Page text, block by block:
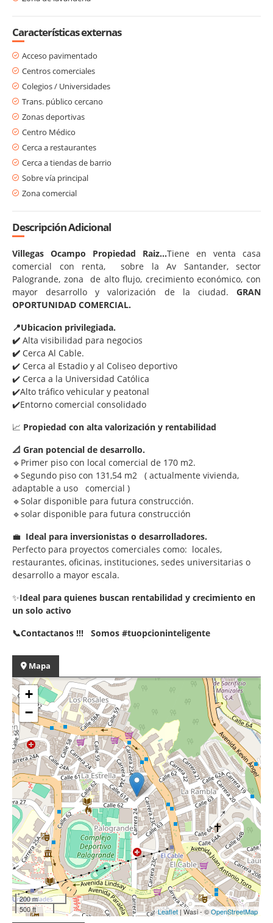
Características externas
Acceso pavimentado
Centros comerciales
Colegios / Universidades
Trans. público cercano
Zonas deportivas
Centro Médico
Cerca a restaurantes
Cerca a tiendas de barrio
Sobre vía principal
Zona comercial
Descripción Adicional
Villegas Ocampo Propiedad Raiz...Tiene en venta casa
comercial con renta, sobre la Av Santander, sector
Palogrande, zona de alto flujo, crecimiento económico, con
mayor desarrollo y valorización de la ciudad. GRAN
OPORTUNIDAD COMERCIAL.
📍Ubicacion privilegiada.
✔️ Alta visibilidad para negocios
✔️ Cerca Al Cable.
✔️ Cerca al Estadio y al Coliseo deportivo
✔️ Cerca a la Universidad Católica
✔️Alto tráfico vehicular y peatonal
✔️Entorno comercial consolidado
📈 Propiedad con alta valorización y rentabilidad
📐 Gran potencial de desarrollo.
🔹Primer piso con local comercial de 170 m2.
🔹Segundo piso con 131,54 m2 ( actualmente vivienda,
adaptable a uso comercial )
🔹Solar disponible para futura construcción.
🔹solar disponible para futura construcción
💼 Ideal para inversionistas o desarrolladores.
Perfecto para proyectos comerciales como: locales,
restaurantes, oficinas, instituciones, sedes universitarias o
desarrollo a mayor escala.
✨Ideal para quienes buscan rentabilidad y crecimiento en
un solo activo
📞Contactanos !!! Somos #tuopcioninteligente
Mapa
+
−
200 m
500 ft
Leaflet | Wasi - ©OpenStreetMap